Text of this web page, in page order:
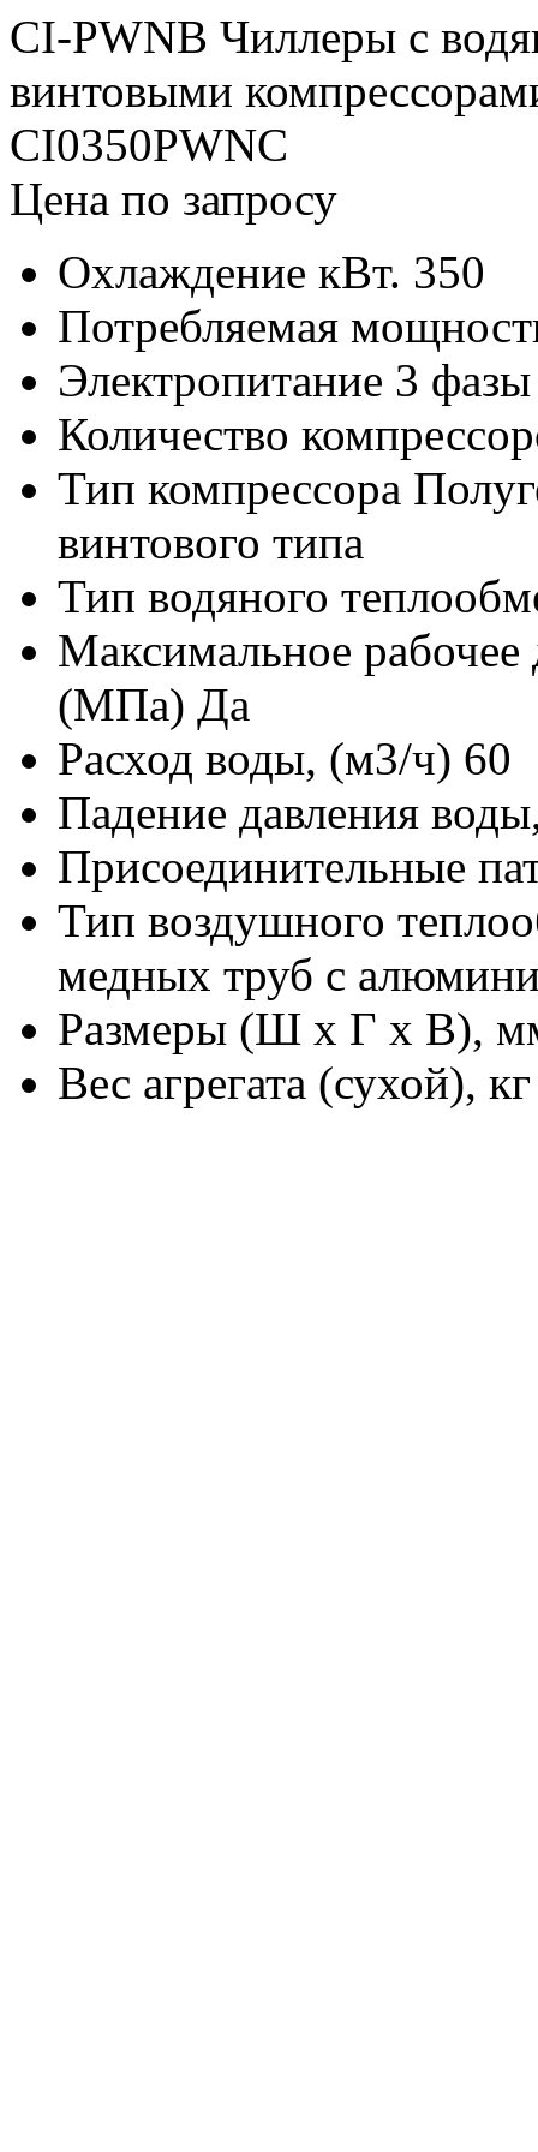
CI-PWNB Чиллеры с
винтовыми
CI0350PWNС
Цена по запросу
Охлаждение кВт. 350
Потребляемая
Электропитание 3
Количество
Тип компрессора
винтового типа
Тип водяного
Максимальное рабочее
(МПа) Да
Расход воды, (м3/ч) 60
Падение давления
Присоединительные
Тип воздушного
медных труб с
Размеры (Ш х Г х В),
Вес агрегата (сухой), кг